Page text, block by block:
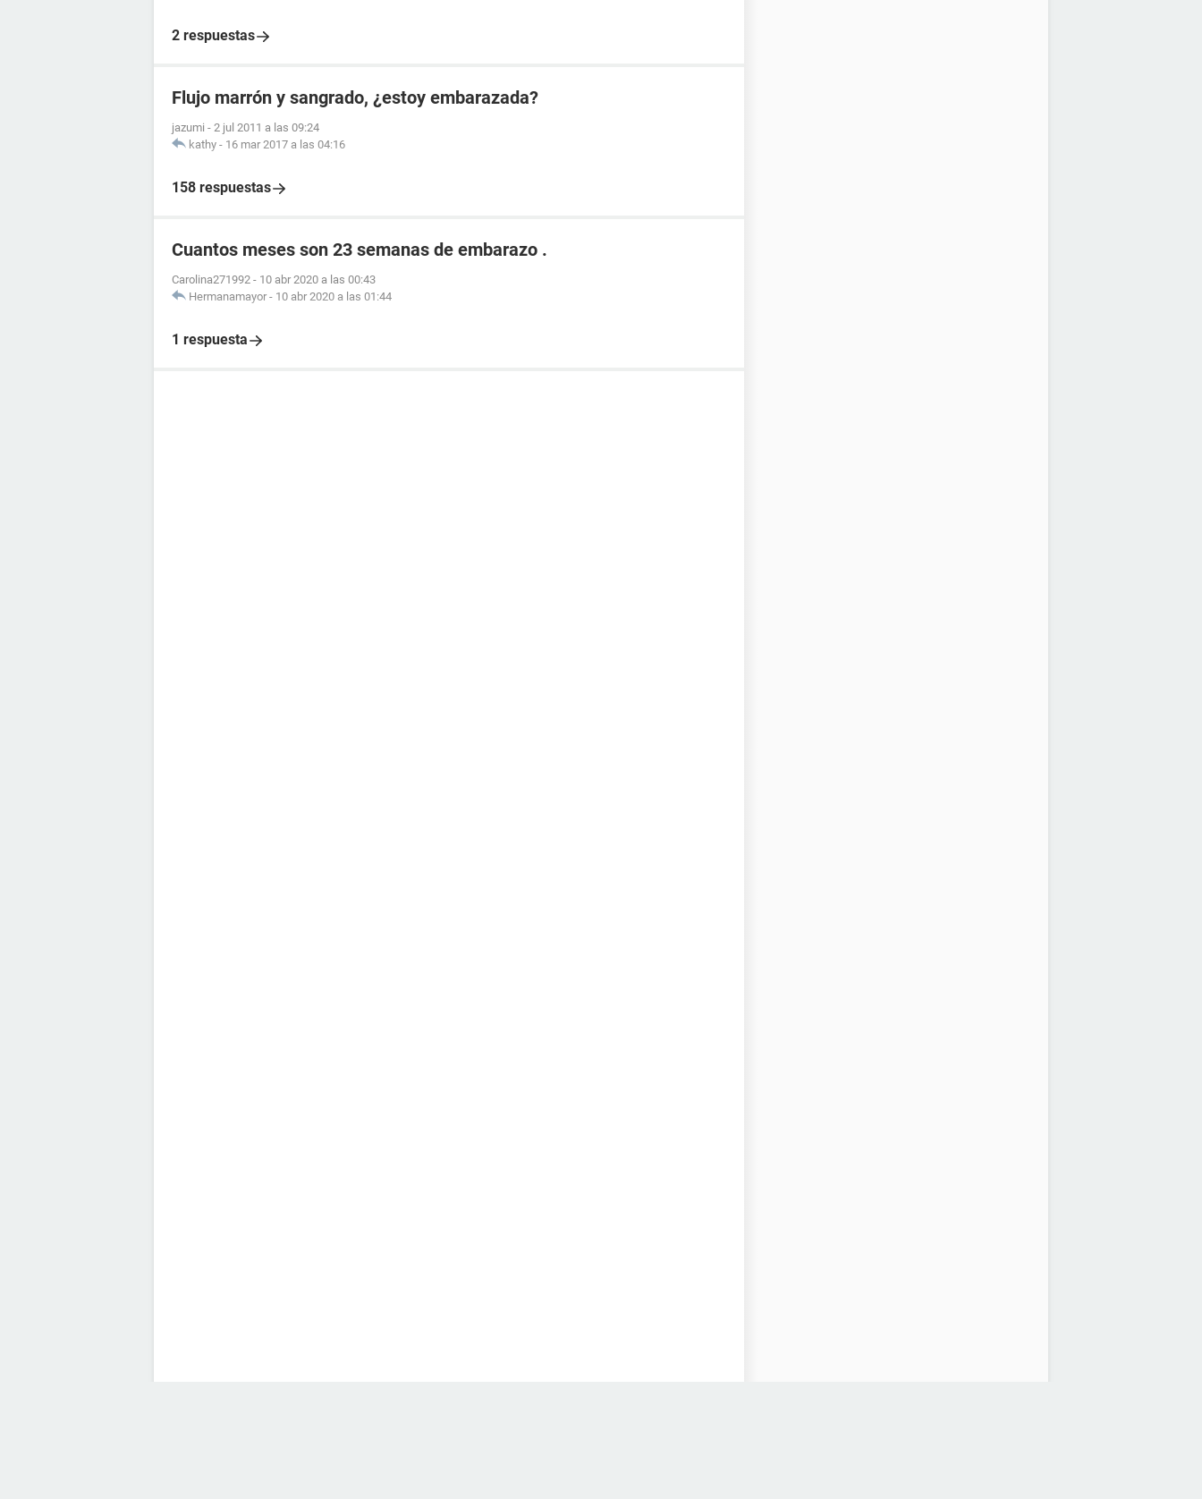
2 respuestas
Flujo marrón y sangrado, ¿estoy embarazada?
jazumi - 2 jul 2011 a las 09:24
kathy - 16 mar 2017 a las 04:16
158 respuestas
Cuantos meses son 23 semanas de embarazo .
Carolina271992 - 10 abr 2020 a las 00:43
Hermanamayor - 10 abr 2020 a las 01:44
1 respuesta